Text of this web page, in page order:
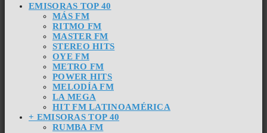
EMISORAS TOP 40
MÁS FM
RITMO FM
MASTER FM
STEREO HITS
OYE FM
METRO FM
POWER HITS
MELODÍA FM
LA MEGA
HIT FM LATINOAMÉRICA
+ EMISORAS TOP 40
RUMBA FM